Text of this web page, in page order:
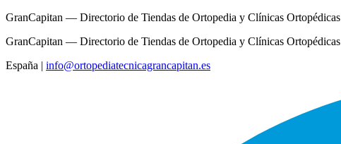
GranCapitan — Directorio de Tiendas de Ortopedia y Clínicas Ortopédicas
GranCapitan — Directorio de Tiendas de Ortopedia y Clínicas Ortopédicas
España | info@ortopediatecnicagrancapitan.es